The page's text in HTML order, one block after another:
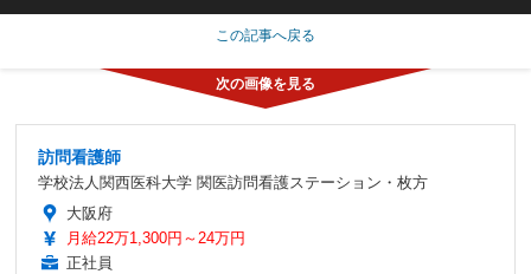
この記事へ戻る
訪問看護師
学校法人関西医科大学 関医訪問看護ステーション・枚方
大阪府
月給22万1,300円～24万円
正社員